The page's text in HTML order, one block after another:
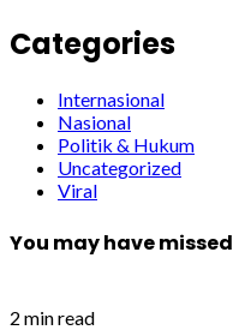
Categories
Internasional
Nasional
Politik & Hukum
Uncategorized
Viral
You may have missed
2 min read